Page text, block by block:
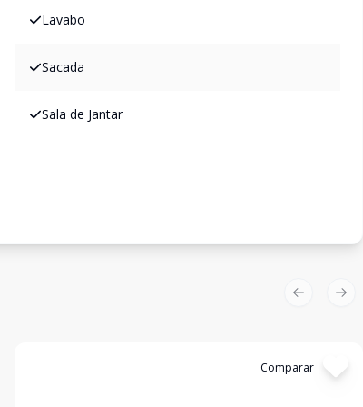
Lavabo
Sacada
Sala de Jantar
Comparar
Previous